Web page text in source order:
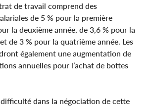
de travail comprend des
de 5 % pour la première
la deuxième année, de 3,6 % pour la
de 3 % pour la quatrième année. Les
également une augmentation de
annuelles pour l’achat de bottes
difficulté dans la négociation de cette